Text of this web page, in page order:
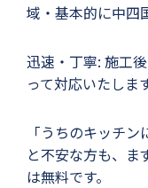
域・基本的に中四
迅速・丁寧: 施工
って対応いたします
「うちのキッチ
と不安な方も、ま
は無料です。